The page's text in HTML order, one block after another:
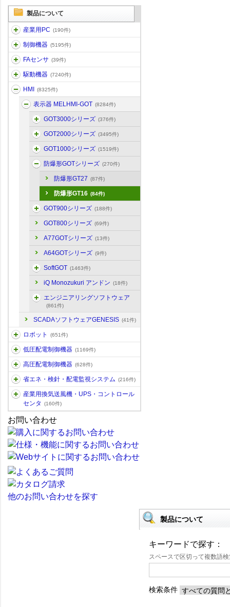
製品について
産業用PC (190件)
制御機器 (5195件)
FAセンサ (39件)
駆動機器 (7240件)
HMI (8325件)
表示器 MELHMI-GOT (8284件)
GOT3000シリーズ (376件)
GOT2000シリーズ (3495件)
GOT1000シリーズ (1519件)
防爆形GOTシリーズ (270件)
防爆形GT27 (87件)
防爆形GT16 (84件)
GOT900シリーズ (188件)
GOT800シリーズ (69件)
A77GOTシリーズ (13件)
A64GOTシリーズ (9件)
SoftGOT (1463件)
iQ Monozukuri アンドン (18件)
エンジニアリングソフトウェア
(861件)
SCADAソフトウェアGENESIS (41件)
ロボット (651件)
低圧配電制御機器 (1169件)
高圧配電制御機器 (628件)
省エネ・検針・配電監視システム (216件)
産業用換気送風機・UPS・コントロール
センタ
(160件)
お問い合わせ
他のお問い合わせを探す
製品について
キーワードで探す：
スペースで区切って複数語
検索条件